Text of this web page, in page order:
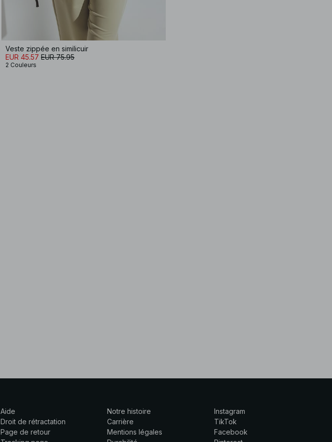
Veste zippée en similicuir
EUR 45.57 EUR 75.95
2 Couleurs
Aide
Droit de rétractation
Page de retour
Notre histoire
Carrière
Mentions légales
Instagram
TikTok
Facebook